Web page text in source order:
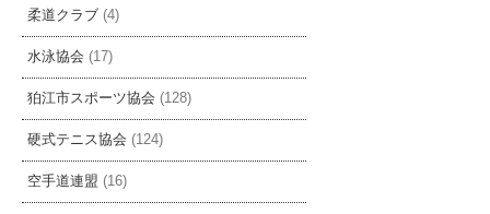
柔道クラブ (4)
水泳協会 (17)
狛江市スポーツ協会 (128)
硬式テニス協会 (124)
空手道連盟 (16)